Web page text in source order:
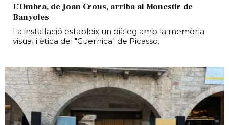
L’Ombra, de Joan Crous, arriba al Monestir de
Banyoles
La instal·lació estableix un diàleg amb la memòria
visual i ètica del "Guernica" de Picasso.